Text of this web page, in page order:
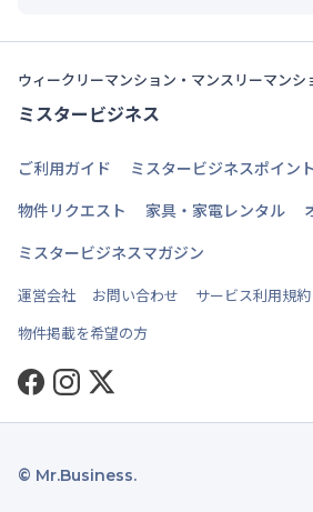
ウィークリーマンション・マンスリーマンシ
ミスタービジネス
ご利用ガイド
ミスタービジネスポイン
物件リクエスト
家具・家電レンタル
ミスタービジネスマガジン
運営会社 お問い合わせ サービス利用規約
物件掲載を希望の方
Facebook
Instagram
Twitter
© Mr.Business.